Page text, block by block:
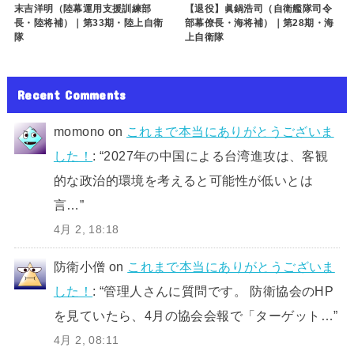
末吉洋明（陸幕運用支援訓練部
長・陸将補）｜第33期・陸上自衛
隊
【退役】眞鍋浩司（自衛艦隊司令
部幕僚長・海将補）｜第28期・海
上自衛隊
Recent Comments
momono on これまで本当にありがとうございま
した！ : “2027年の中国による台湾進攻は、客観
的な政治的環境を考えると可能性が低いとは
言…”
4月 2, 18:18
防衛小僧 on これまで本当にありがとうございま
した！ : “管理人さんに質問です。 防衛協会のHP
を見ていたら、4月の協会会報で「ターゲット…”
4月 2, 08:11